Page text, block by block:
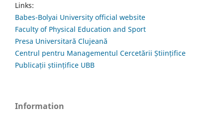
Links:
Babes-Bolyai University official website
Faculty of Physical Education and Sport
Presa Universitară Clujeană
Centrul pentru Managementul Cercetării Științifice
Publicații științifice UBB
Information